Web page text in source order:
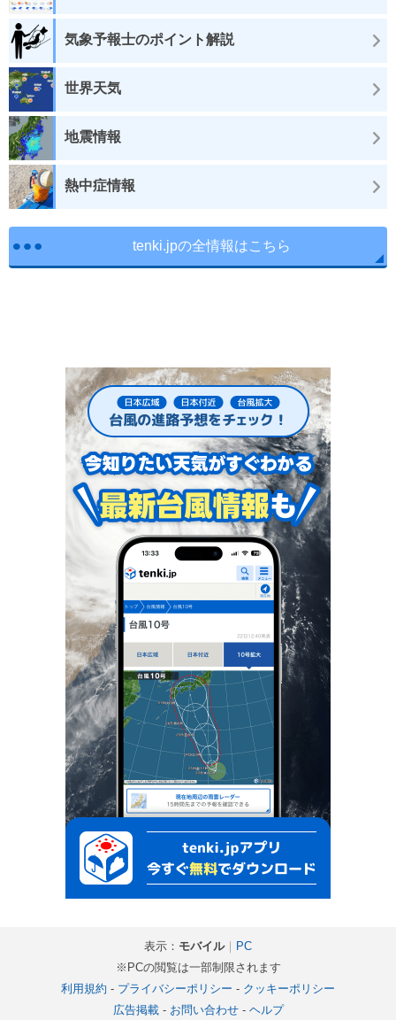
気象予報士のポイント解説
世界天気
地震情報
熱中症情報
tenki.jpの全情報はこちら
表示： モバイル｜ PC
※PCの閲覧は一部制限されます
利用規約 - プライバシーポリシー - クッキーポリシー
広告掲載- お問い合わせ- ヘルプ